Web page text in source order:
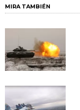
MIRA TAMBIÉN